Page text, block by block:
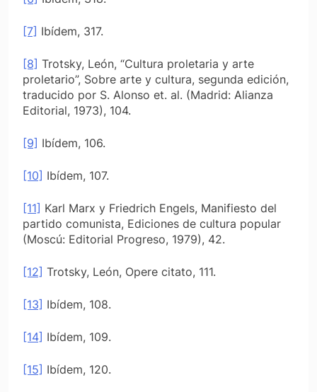
[7] Ibídem, 317.
[8] Trotsky, León, “Cultura proletaria y arte
proletario”, Sobre arte y cultura, segunda edición,
traducido por S. Alonso et. al. (Madrid: Alianza
Editorial, 1973), 104.
[9] Ibídem, 106.
[10] Ibídem, 107.
[11] Karl Marx y Friedrich Engels, Manifiesto del
partido comunista, Ediciones de cultura popular
(Moscú: Editorial Progreso, 1979), 42.
[12] Trotsky, León, Opere citato, 111.
[13] Ibídem, 108.
[14] Ibídem, 109.
[15] Ibídem, 120.